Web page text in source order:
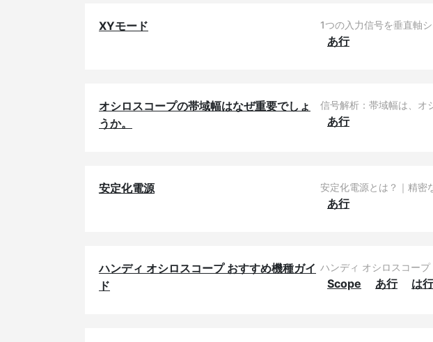
XYモード 1つの入力信号を垂直軸
あ行
オシロスコープの帯域幅はなぜ重要でしょ
うか。
信号解析：帯域幅は、オ
あ行
安定化電源 安定化電源とは？｜精密
あ行
ハンディ オシロスコープ おすすめ機種ガイ
ド
ハンディ オシロスコー
Scope あ行 は行